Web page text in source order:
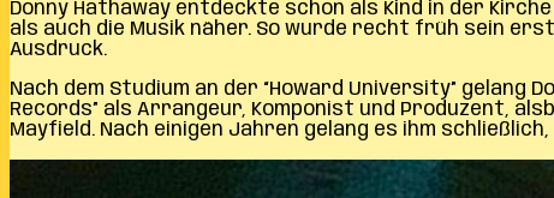
Donny Hathaway entdeckte schon als Kind in der
als auch die Musik näher. So wurde recht früh sein
Ausdruck.
Nach dem Studium an der “Howard University”
Records” als Arrangeur, Komponist und Produzent,
Mayfield. Nach einigen Jahren gelang es ihm